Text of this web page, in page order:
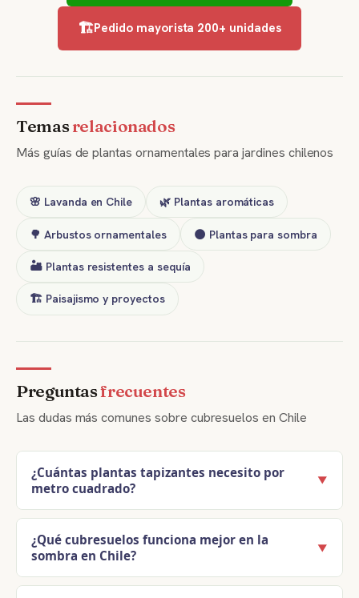
🏗️Pedido mayorista 200+ unidades
Temas relacionados
Más guías de plantas ornamentales para jardines chilenos
🌸 Lavanda en Chile 🌿 Plantas aromáticas
🌳 Arbustos ornamentales 🌑 Plantas para sombra
🏜️ Plantas resistentes a sequía
🏗️ Paisajismo y proyectos
Preguntasfrecuentes
Las dudas más comunes sobre cubresuelos en Chile
¿Cuántas plantas tapizantes necesito por
metro cuadrado?
▼
¿Qué cubresuelos funciona mejor en la
sombra en Chile?
▼